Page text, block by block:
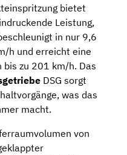
bietet
Leistung,
in nur 9,6
h und erreicht eine
bis zu 201 km/h. Das
DSG sorgt
was das
macht.
von